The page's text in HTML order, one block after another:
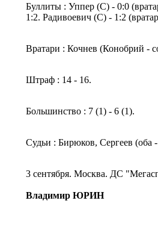
Буллиты : Уппер (С) - 0:0
1:2. Радивоевич (С) - 1:2
Вратари : Кочнев (Конобрий -
Штраф : 14 - 16.
Большинство : 7 (1) - 6 (1).
Судьи : Бирюков, Сергеев (оба
3 сентября. Москва. ДС
Владимир ЮРИН